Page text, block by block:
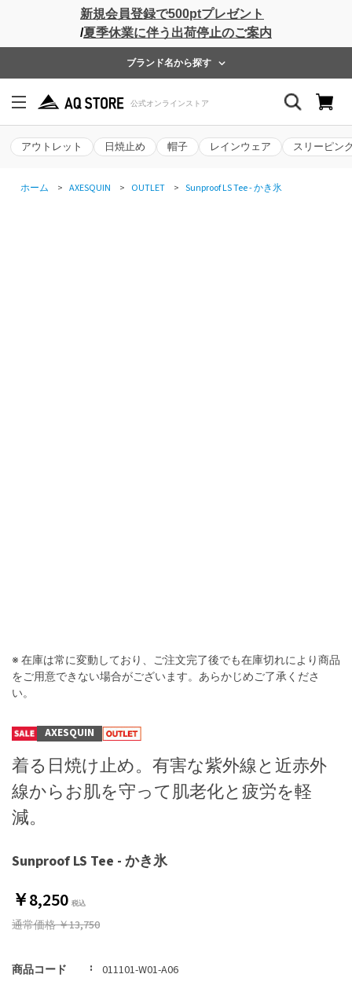
新規会員登録で500ptプレゼント
/夏季休業に伴う出荷停止のご案内
ブランド名から探す
アウトレット 日焼止め 帽子 レインウェア スリーピン
ホーム > AXESQUIN > OUTLET > Sunproof LS Tee - かき氷
※ 在庫は常に変動しており、ご注文完了後でも在庫切れにより商品
をご用意できない場合がございます。あらかじめご了承くださ
い。
Sunproof LS Tee - かき氷
AXESQUIN
着る日焼け止め。有害な紫外線と近赤外
線からお肌を守って肌老化と疲労を軽
減。
￥8,250
通常価格￥13,750
商品コード 011101-W01-A06